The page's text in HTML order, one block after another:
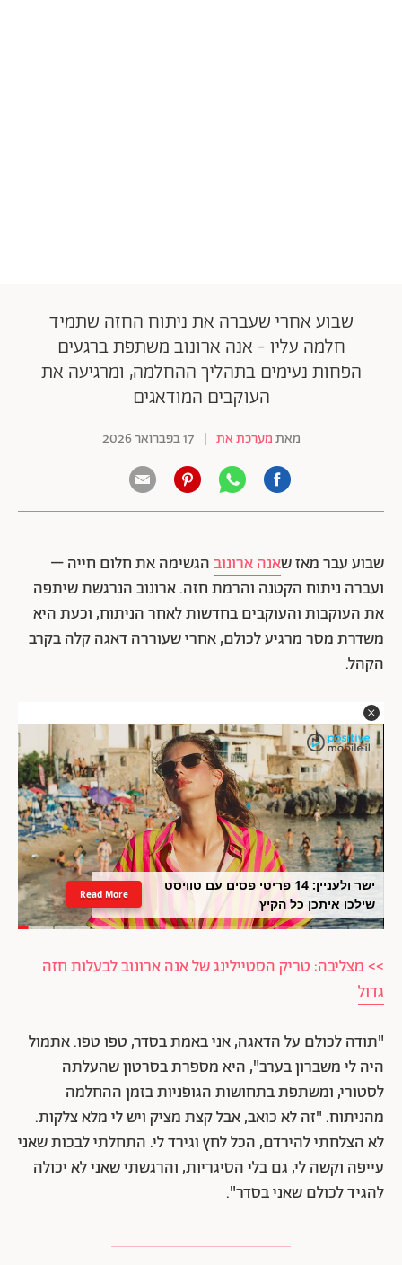
שבוע אחרי שעברה את ניתוח החזה שתמיד
חלמה עליו - אנה ארונוב משתפת ברגעים
הפחות נעימים בתהליך ההחלמה, ומרגיעה את
העוקבים המודאגים
מאתמערכת את | 17 בפברואר 2026
שבוע עבר מאז שאנה ארונובהגשימה את חלום חייה –
ועברה ניתוח הקטנה והרמת חזה. ארונוב הנרגשת שיתפה
את העוקבות והעוקבים בחדשות לאחר הניתוח, וכעת היא
משדרת מסר מרגיע לכולם, אחרי שעוררה דאגה קלה בקרב
הקהל.
ישר ולעניין: 14 פריטי פסים עם טוויסט
שילכו איתכן כל הקיץ
Read More
>> מצליבה: טריק הסטיילינג של אנה ארונוב לבעלות חזה
גדול
"תודה לכולם על הדאגה, אני באמת בסדר, טפו טפו. אתמול
היה לי משברון בערב", היא מספרת בסרטון שהעלתה
לסטורי, ומשתפת בתחושות הגופניות בזמן ההחלמה
מהניתוח. "זה לא כואב, אבל קצת מציק ויש לי מלא צלקות.
לא הצלחתי להירדם, הכל לחץ וגירד לי. התחלתי לבכות שאני
עייפה וקשה לי, גם בלי הסיגריות, והרגשתי שאני לא יכולה
להגיד לכולם שאני בסדר".